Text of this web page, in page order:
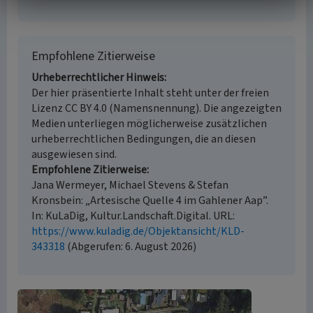
Empfohlene Zitierweise
Urheberrechtlicher Hinweis
Der hier präsentierte Inhalt steht unter der freien
Lizenz CC BY 4.0 (Namensnennung). Die angezeigten
Medien unterliegen möglicherweise zusätzlichen
urheberrechtlichen Bedingungen, die an diesen
ausgewiesen sind.
Empfohlene Zitierweise
Jana Wermeyer, Michael Stevens & Stefan
Kronsbein: „Artesische Quelle 4 im Gahlener Aap”.
In: KuLaDig, Kultur.Landschaft.Digital. URL:
https://www.kuladig.de/Objektansicht/KLD-
343318 (Abgerufen: 6. August 2026)